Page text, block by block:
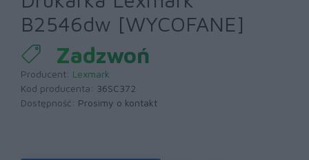
B2546dw [WYCOFANE]
Zadzwoń
Producent: Lexmark
Kod producenta: 36SC372
Dostępność: Prosimy o kontakt